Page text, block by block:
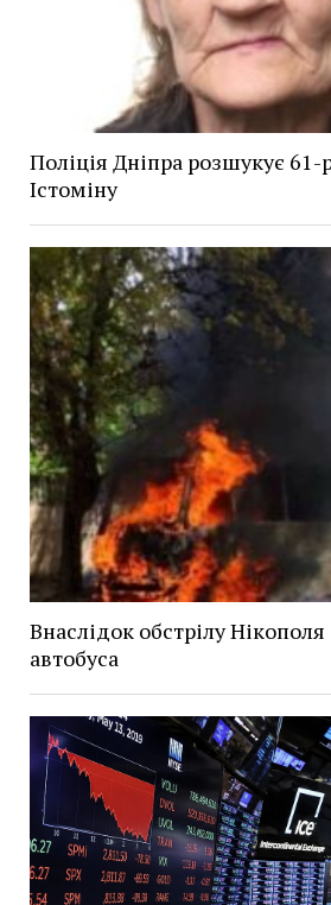
Поліція Дніпра розшукує 61-
Істоміну
Внаслідок обстрілу
автобуса